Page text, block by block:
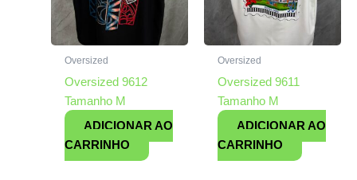
Oversized
Oversized 9612
Tamanho M
ADICIONAR AO
CARRINHO
Oversized
Oversized 9611
Tamanho M
ADICIONAR AO
CARRINHO